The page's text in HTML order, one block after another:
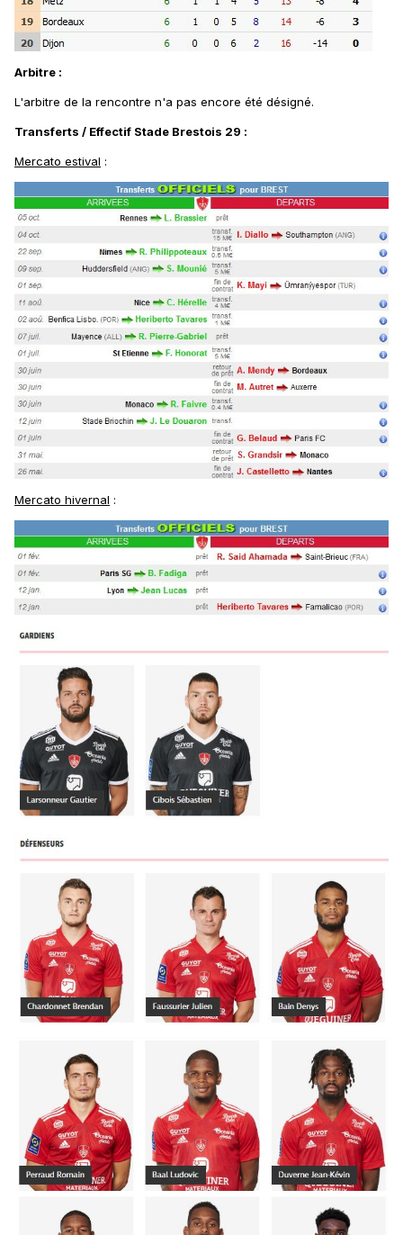
Arbitre :
L'arbitre de la rencontre n'a pas encore été désigné.
Transferts / Effectif Stade Brestois 29 :
Mercato estival :
Mercato hivernal :